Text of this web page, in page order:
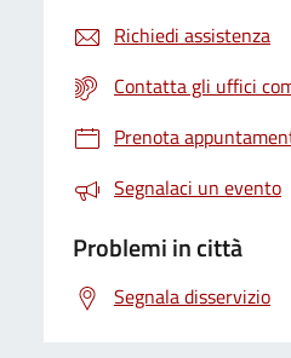
Richiedi assistenza
Contatta gli uffici
Prenota
Segnalaci un evento
Problemi in città
Segnala disservizio